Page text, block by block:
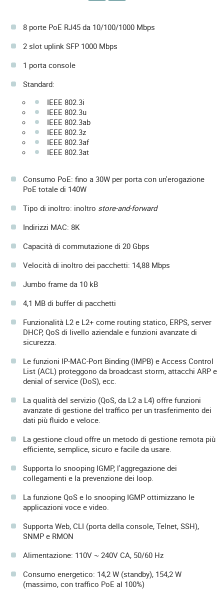
8 porte PoE RJ45 da 10/100/1000 Mbps
2 slot uplink SFP 1000 Mbps
1 porta console
Standard:
IEEE 802.3i
IEEE 802.3u
IEEE 802.3ab
IEEE 802.3z
IEEE 802.3af
IEEE 802.3at
Consumo PoE: fino a 30W per porta con un'erogazione
PoE totale di 140W
Tipo di inoltro: inoltro store-and-forward
Indirizzi MAC: 8K
Capacità di commutazione di 20 Gbps
Velocità di inoltro dei pacchetti: 14,88 Mbps
Jumbo frame da 10 kB
4,1 MB di buffer di pacchetti
Funzionalità L2 e L2+ come routing statico, ERPS, server
DHCP, QoS di livello aziendale e funzioni avanzate di
sicurezza.
Le funzioni IP-MAC-Port Binding (IMPB) e Access Control
List (ACL) proteggono da broadcast storm, attacchi ARP e
denial of service (DoS), ecc.
La qualità del servizio (QoS, da L2 a L4) offre funzioni
avanzate di gestione del traffico per un trasferimento dei
dati più fluido e veloce.
La gestione cloud offre un metodo di gestione remota più
efficiente, semplice, sicuro e facile da usare.
Supporta lo snooping IGMP, l'aggregazione dei
collegamenti e la prevenzione dei loop.
La funzione QoS e lo snooping IGMP ottimizzano le
applicazioni voce e video.
Supporta Web, CLI (porta della console, Telnet, SSH),
SNMP e RMON
Alimentazione: 110V ~ 240V CA, 50/60 Hz
Consumo energetico: 14,2 W (standby), 154,2 W
(massimo, con traffico PoE al 100%)